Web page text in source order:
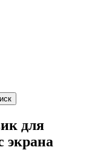
для
экрана